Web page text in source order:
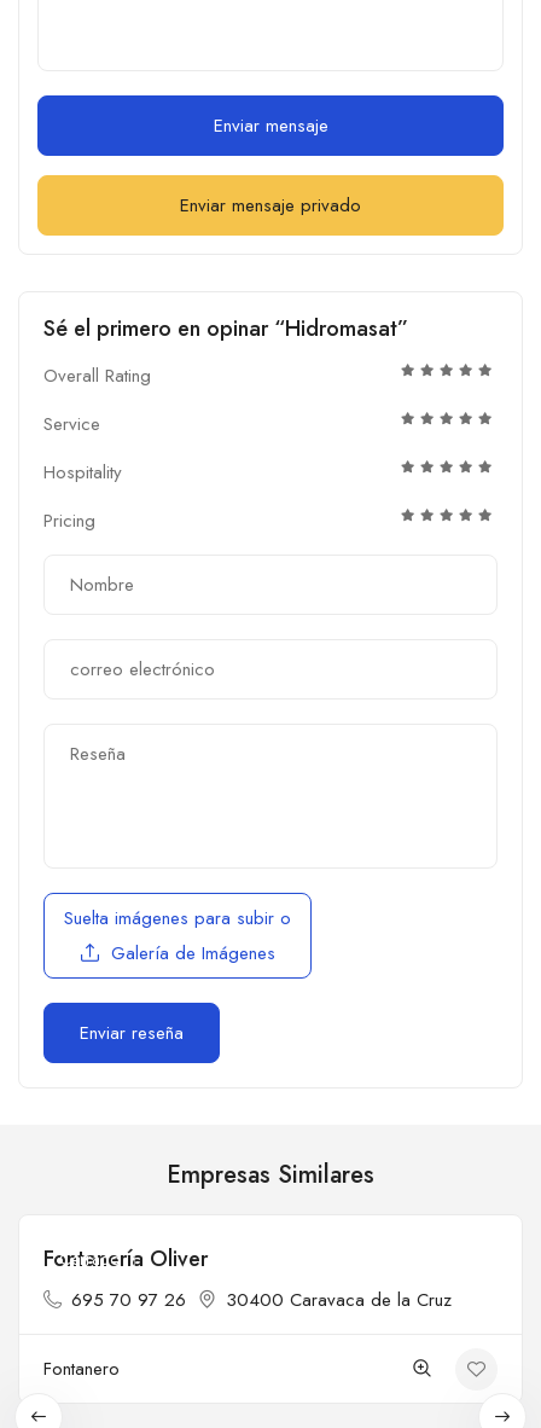
Enviar mensaje
Enviar mensaje privado
Sé el primero en opinar “Hidromasat”
Overall Rating
Service
Hospitality
Pricing
Suelta imágenes para subir o
Galería de Imágenes
Empresas Similares
Cerrado
Fontanería Oliver
695 70 97 26 30400 Caravaca de la Cruz
Fontanero